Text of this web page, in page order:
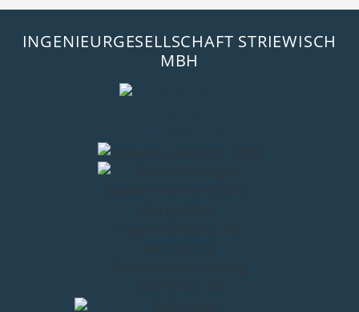
INGENIEURGESELLSCHAFT STRIEWISCH
MBH